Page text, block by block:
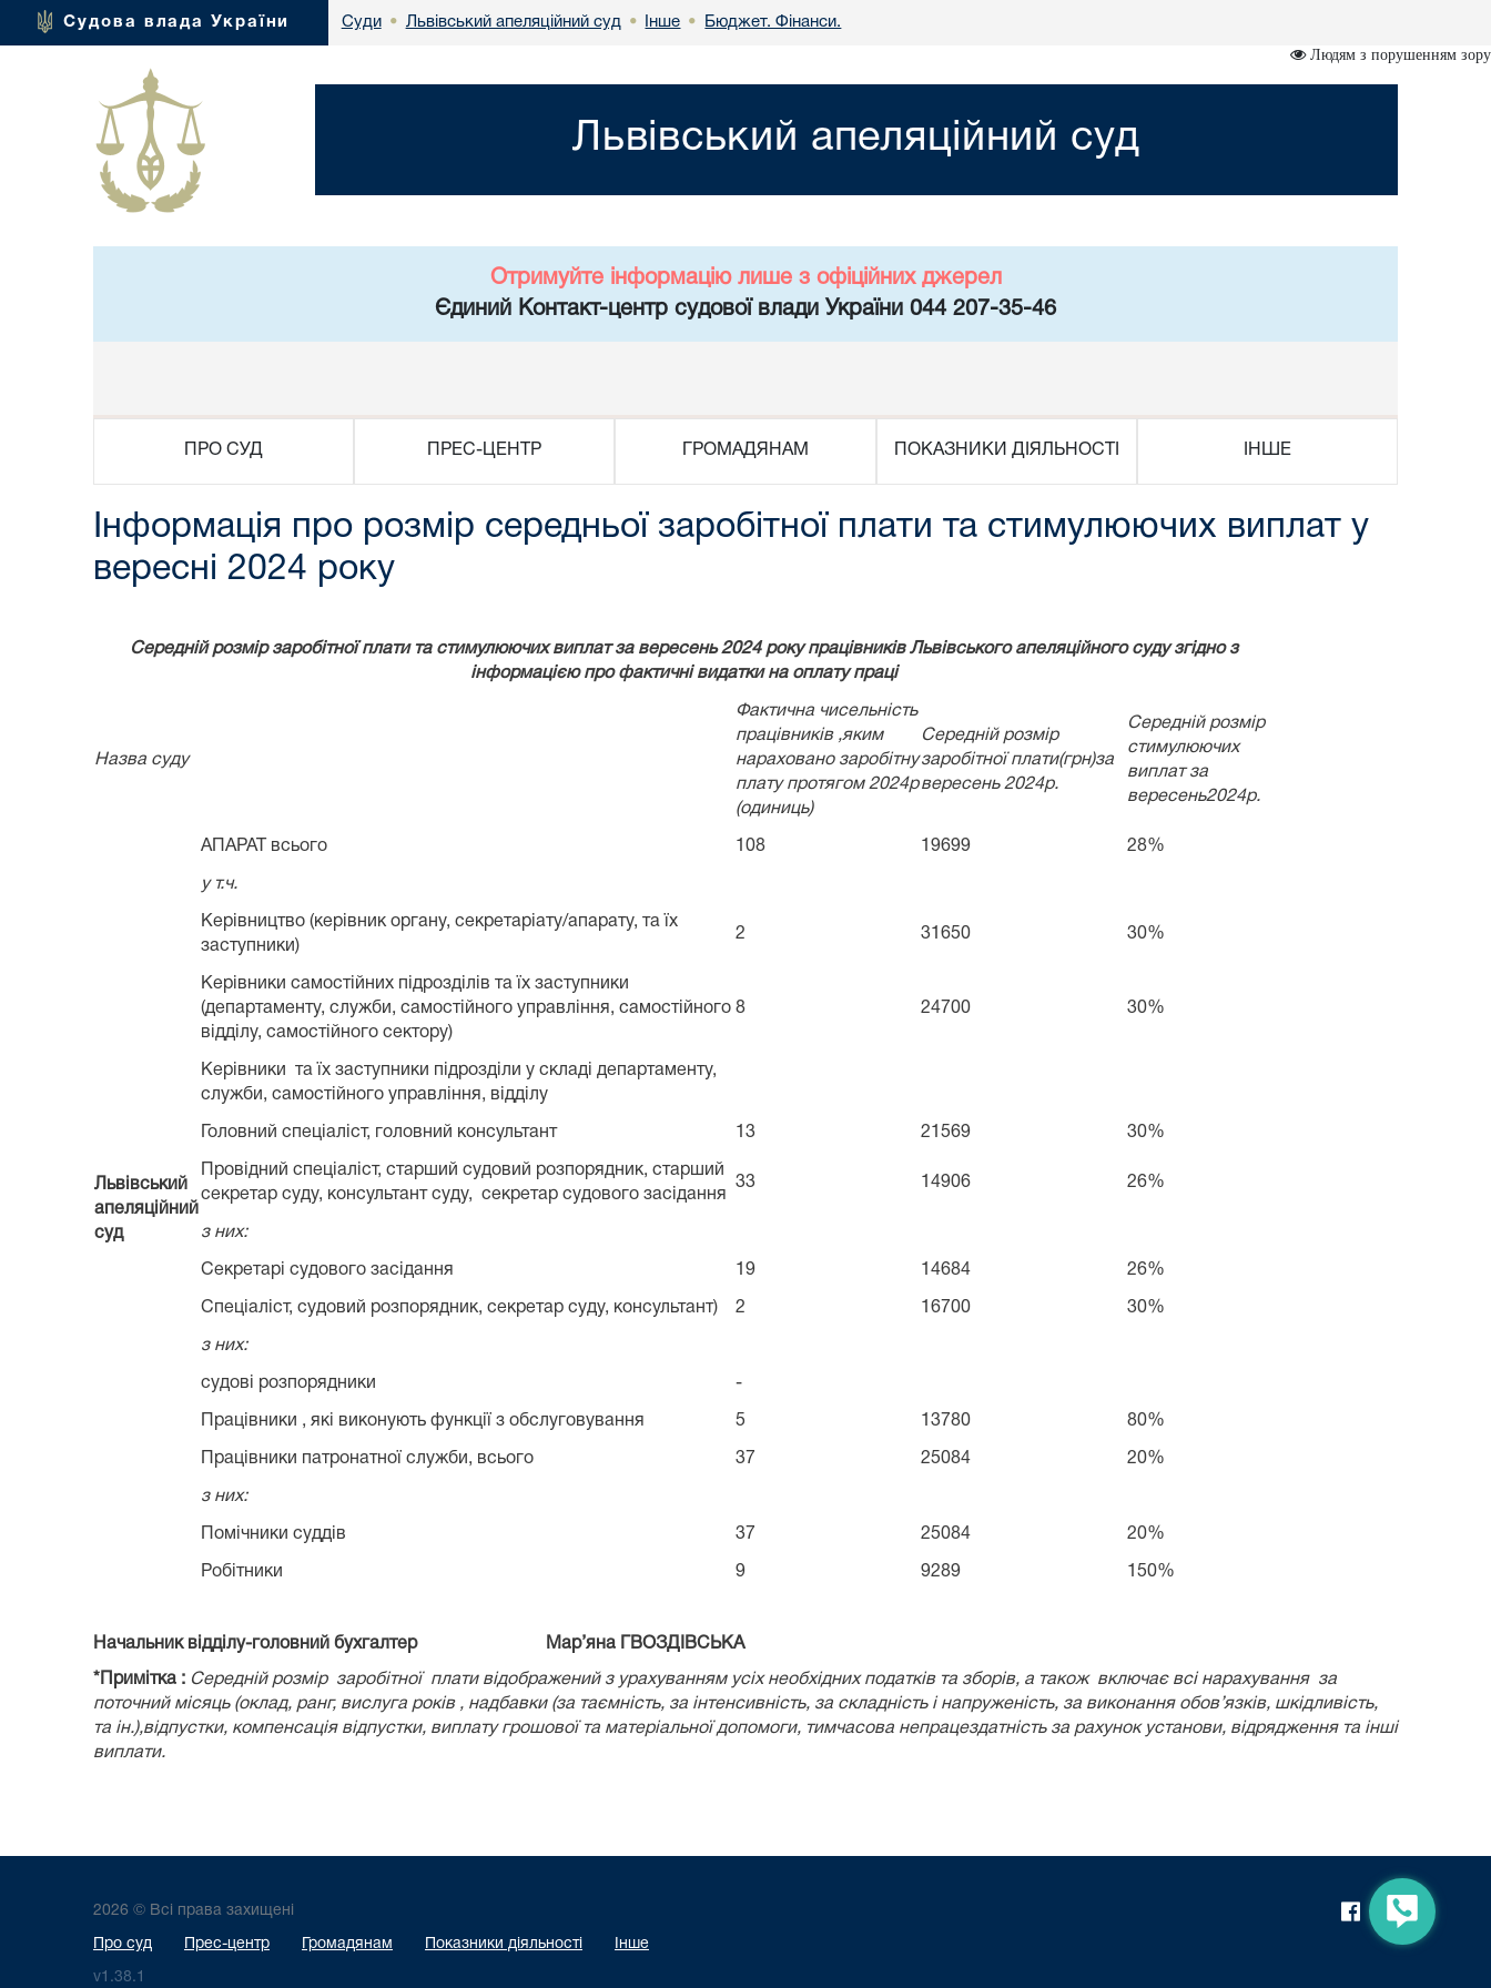
Судова влада України Суди • Львівський апеляційний суд • Інше • Бюджет. Фінанси.
Людям з порушенням зору
Львівський апеляційний суд
Отримуйте інформацію лише з офіційних джерел
Єдиний Контакт-центр судової влади України 044 207-35-46
ПРО СУД ПРЕС-ЦЕНТР ГРОМАДЯНАМ ПОКАЗНИКИ ДІЯЛЬНОСТІ ІНШЕ
Інформація про розмір середньої заробітної плати та стимулюючих виплат у
вересні 2024 року
Середній розмір заробітної плати та стимулюючих виплат за вересень 2024 року працівників Львівського апеляційного суду згідно з
інформацією про фактичні видатки на оплату праці
Назва суду
Фактична чисельність
працівників ,яким
нараховано заробітну
плату протягом 2024р
(одиниць)
Середній розмір
заробітної плати(грн)за
вересень 2024р.
Середній розмір
стимулюючих
виплат за
вересень2024р.
Львівський
апеляційний
суд
АПАРАТ всього 108 19699 28%
у т.ч.
Керівництво (керівник органу, секретаріату/апарату, та їх
заступники)
2 31650 30%
Керівники самостійних підрозділів та їх заступники
(департаменту, служби, самостійного управління, самостійного
відділу, самостійного сектору)
8 24700 30%
Керівники та їх заступники підрозділи у складі департаменту,
служби, самостійного управління, відділу
Головний спеціаліст, головний консультант 13 21569 30%
Провідний спеціаліст, старший судовий розпорядник, старший
секретар суду, консультант суду, секретар судового засідання
33 14906 26%
з них:
Секретарі судового засідання 19 14684 26%
Спеціаліст, судовий розпорядник, секретар суду, консультант) 2 16700 30%
з них:
судові розпорядники -
Працівники , які виконують функції з обслуговування 5 13780 80%
Працівники патронатної служби, всього 37 25084 20%
з них:
Помічники суддів 37 25084 20%
Робітники 9 9289 150%
Начальник відділу-головний бухгалтер Мар’яна ГВОЗДІВСЬКА
*Примітка : Середній розмір заробітної плати відображений з урахуванням усіх необхідних податків та зборів, а також включає всі нарахування за
поточний місяць (оклад, ранг, вислуга років , надбавки (за таємність, за інтенсивність, за складність і напруженість, за виконання обов’язків, шкідливість,
та ін.),відпустки, компенсація відпустки, виплату грошової та матеріальної допомоги, тимчасова непрацездатність за рахунок установи, відрядження та інші
виплати.
2026 © Всі права захищені
Про суд Прес-центр Громадянам Показники діяльності Інше
v1.38.1